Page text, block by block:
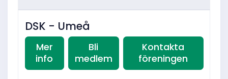
DSK - Umeå
Mer
info
Bli
medlem
Kontakta
föreningen